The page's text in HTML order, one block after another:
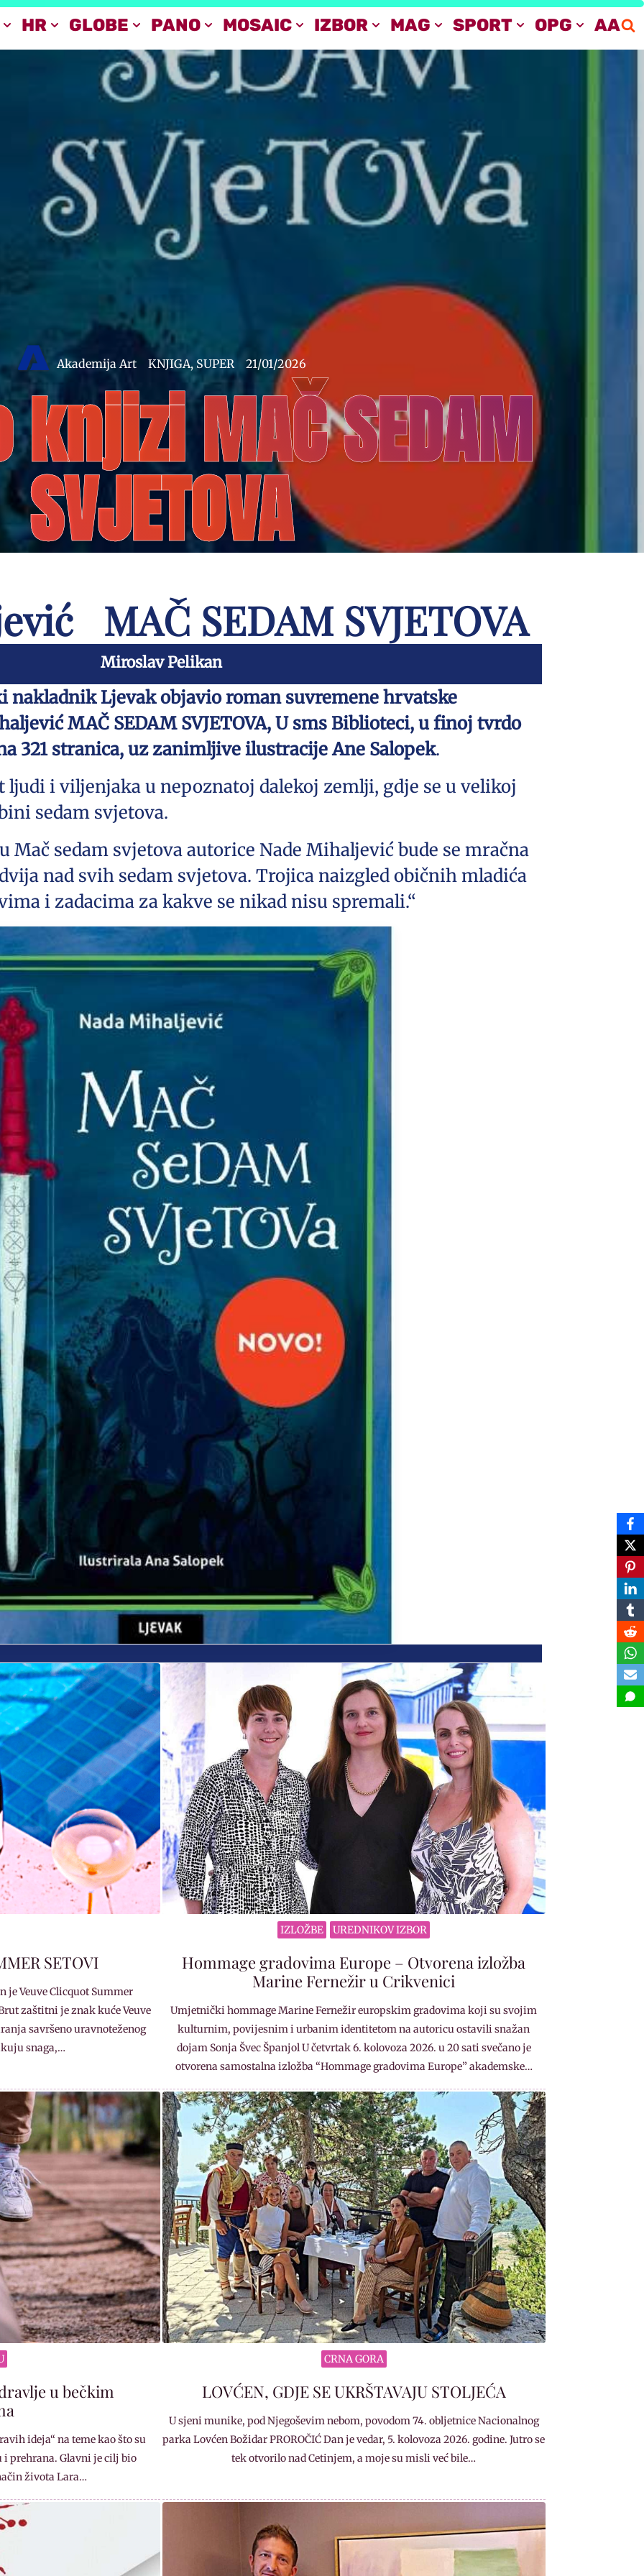
HR GLOBE PANO MOSAIC IZBOR MAG SPORT OPG AA
Akademija Art KNJIGA, SUPER 21/01/2026
MAČ SEDAM
SVJETOVA
MAČ SEDAM SVJETOVA
Miroslav Pelikan
nakladnik Ljevak objavio roman suvremene hrvatske
MAČ SEDAM SVJETOVA, U sms Biblioteci, u finoj tvrdo
321 stranica, uz zanimljive ilustracije Ane Salopek.
ljudi i viljenjaka u nepoznatoj dalekoj zemlji, gdje se u velikoj
sedam svjetova.
Mač sedam svjetova autorice Nade Mihaljević bude se mračna
nad svih sedam svjetova. Trojica naizgled običnih mladića
i zadacima za kakve se nikad nisu spremali.“
SETOVI
Veuve Clicquot Summer
zaštitni je znak kuće Veuve
savršeno uravnoteženog
snaga,…
IZLOŽBE UREDNIKOV IZBOR
Hommage gradovima Europe – Otvorena izložba
Marine Fernežir u Crikvenici
Umjetnički hommage Marine Fernežir europskim gradovima koji su svojim
kulturnim, povijesnim i urbanim identitetom na autoricu ostavili snažan
dojam Sonja Švec Španjol U četvrtak 6. kolovoza 2026. u 20 sati svečano je
otvorena samostalna izložba “Hommage gradovima Europe” akademske…
u bečkim
ideja“ na teme kao što su
prehrana. Glavni je cilj bio
života Lara…
CRNA GORA
LOVĆEN, GDJE SE UKRŠTAVAJU STOLJEĆA
U sjeni munike, pod Njegoševim nebom, povodom 74. obljetnice Nacionalnog
parka Lovćen Božidar PROROČIĆ Dan je vedar, 5. kolovoza 2026. godine. Jutro se
tek otvorilo nad Cetinjem, a moje su misli već bile…